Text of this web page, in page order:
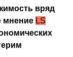
вряд
мнение LS